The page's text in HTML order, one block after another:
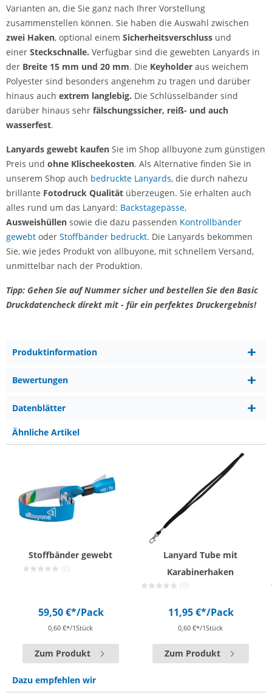
Varianten an, die Sie ganz nach Ihrer Vorstellung
zusammenstellen können. Sie haben die Auswahl zwischen
zwei Haken, optional einem Sicherheitsverschluss und
einer Steckschnalle. Verfügbar sind die gewebten Lanyards in
der Breite 15 mm und 20 mm. Die Keyholder aus weichem
Polyester sind besonders angenehm zu tragen und darüber
hinaus auch extrem langlebig. Die Schlüsselbänder sind
darüber hinaus sehr fälschungssicher, reiß- und auch
wasserfest.
Lanyards gewebt kaufen Sie im Shop allbuyone zum günstigen
Preis und ohne Klischeekosten. Als Alternative finden Sie in
unserem Shop auch bedruckte Lanyards, die durch nahezu
brillante Fotodruck Qualität überzeugen. Sie erhalten auch
alles rund um das Lanyard: Backstagepässe,
Ausweishüllen sowie die dazu passenden Kontrollbänder
gewebt oder Stoffbänder bedruckt. Die Lanyards bekommen
Sie, wie jedes Produkt von allbuyone, mit schnellem Versand,
unmittelbar nach der Produktion.
Tipp: Gehen Sie auf Nummer sicher und bestellen Sie den Basic
Druckdatencheck direkt mit - für ein perfektes Druckergebnis!
Produktinformation
Bewertungen
Datenblätter
Ähnliche Artikel
Stoffbänder gewebt
(0)
59,50 €*/Pack
0,60 €*/1Stück
Zum Produkt
Lanyard Tube mit
Karabinerhaken
(0)
11,95 €*/Pack
0,60 €*/1Stück
Zum Produkt
Dazu empfehlen wir